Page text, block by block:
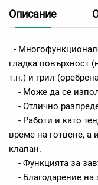
Описание
-
гладка повърхност
т.н.) и грил
- Може да се
- Отлично
- Работи и като
време на готвене, а
клапан.
- Функцията за
- Благодарение на